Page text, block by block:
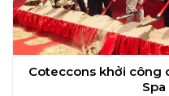
Coteccons khởi công